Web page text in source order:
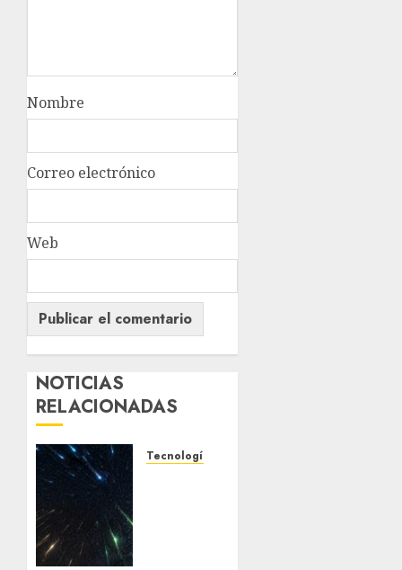
Nombre
Correo electrónico
Web
NOTICIAS
RELACIONADAS
Tecnología